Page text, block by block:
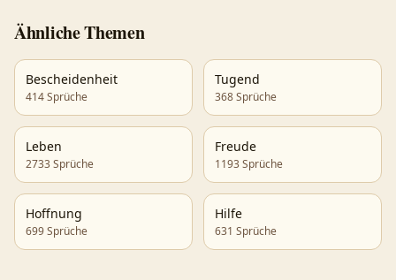
Ähnliche Themen
Bescheidenheit
414Sprüche
Tugend
368Sprüche
Leben
2733Sprüche
Freude
1193Sprüche
Hoffnung
699Sprüche
Hilfe
631 Sprüche